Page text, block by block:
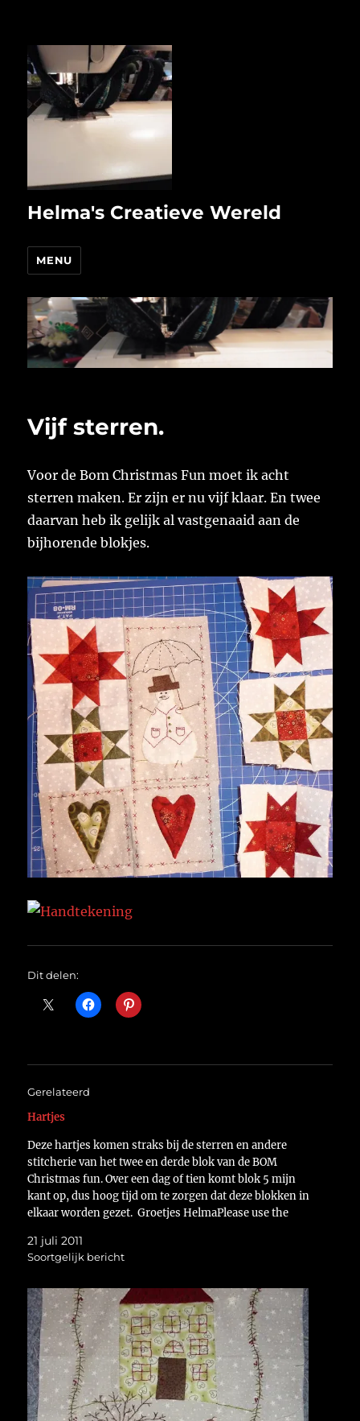
Helma's Creatieve Wereld
MENU
Vijf sterren.
Voor de Bom Christmas Fun moet ik acht
sterren maken. Er zijn er nu vijf klaar. En twee
daarvan heb ik gelijk al vastgenaaid aan de
bijhorende blokjes.
Dit delen:
Gerelateerd
Hartjes
Deze hartjes komen straks bij de sterren en andere
stitcherie van het twee en derde blok van de BOM
Christmas fun. Over een dag of tien komt blok 5 mijn
kant op, dus hoog tijd om te zorgen dat deze blokken in
elkaar worden gezet. Groetjes HelmaPlease use the
21 juli 2011
Soortgelijk bericht